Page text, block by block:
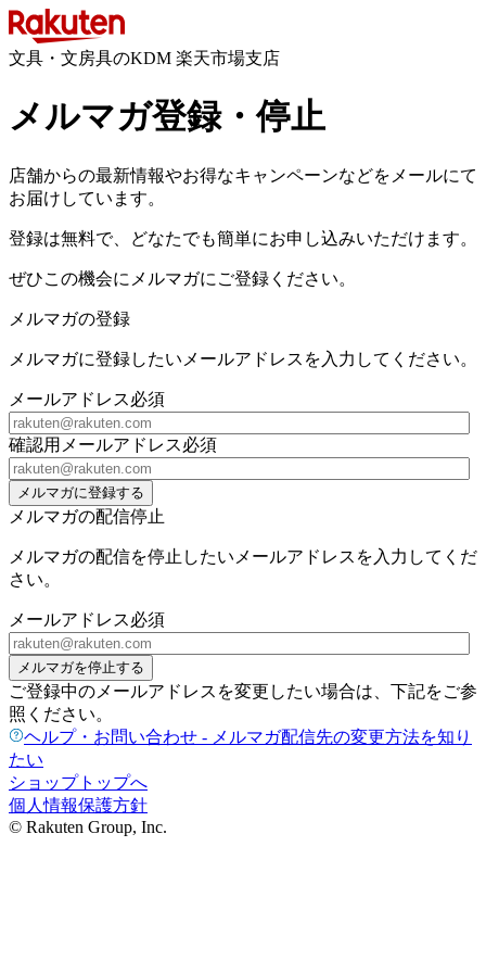
文具・文房具のKDM 楽天市場支店
メルマガ登録・停止
店舗からの最新情報やお得なキャンペーンなどをメールにて
お届けしています。
登録は無料で、どなたでも簡単にお申し込みいただけます。
ぜひこの機会にメルマガにご登録ください。
メルマガの登録
メルマガに登録したいメールアドレスを入力してください。
メールアドレス必須
確認用メールアドレス必須
メルマガに登録する
メルマガの配信停止
メルマガの配信を停止したいメールアドレスを入力してくだ
さい。
メールアドレス必須
メルマガを停止する
ご登録中のメールアドレスを変更したい場合は、下記をご参
照ください。
ヘルプ・お問い合わせ - メルマガ配信先の変更方法を知り
たい
ショップトップへ
個人情報保護方針
© Rakuten Group, Inc.